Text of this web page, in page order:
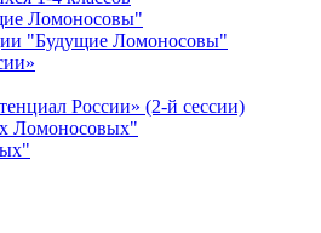
Ломоносовы"
"Будущие Ломоносовы"
России» (2-й сессии)
Ломоносовых"